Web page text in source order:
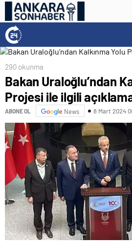
290 okunma
Bakan Uraloğlu’ndan
Projesi ile ilgili
ABONE OL News 8 Mart 2024